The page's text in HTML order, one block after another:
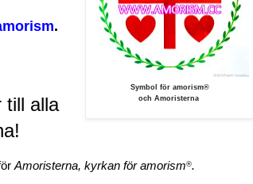
Symbol för amorism®
och Amoristerna
.
till alla
Amoristerna, kyrkan för amorism®.